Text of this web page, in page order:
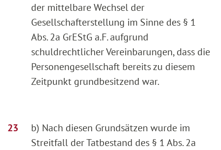
der mittelbare Wechsel der
Gesellschafterstellung im Sinne des § 1
Abs. 2a GrEStG a.F. aufgrund
schuldrechtlicher Vereinbarungen, dass die
Personengesellschaft bereits zu diesem
Zeitpunkt grundbesitzend war.
b) Nach diesen Grundsätzen wurde im
Streitfall der Tatbestand des § 1 Abs. 2a